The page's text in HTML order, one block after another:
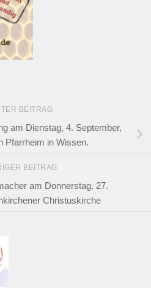
BEITRAG
am Dienstag, 4. September,
Pfarrheim in Wissen.
BEITRAG
am Donnerstag, 27.
Christuskirche